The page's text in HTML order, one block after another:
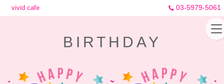
vivid cafe 03-5979-5061
BIRTHDAY